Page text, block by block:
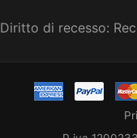
Diritto di recesso: